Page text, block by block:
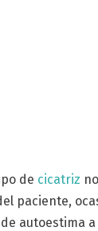
de cicatriz
paciente,
autoestima